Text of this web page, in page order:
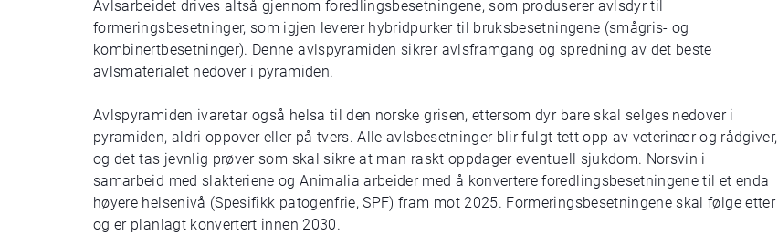
Avlsarbeidet drives altså gjennom foredlingsbesetningene, som produserer avlsdyr til
formeringsbesetninger, som igjen leverer hybridpurker til bruksbesetningene (smågris- og
kombinertbesetninger). Denne avlspyramiden sikrer avlsframgang og spredning av det beste
avlsmaterialet nedover i pyramiden.
Avlspyramiden ivaretar også helsa til den norske grisen, ettersom dyr bare skal selges nedover i
pyramiden, aldri oppover eller på tvers. Alle avlsbesetninger blir fulgt tett opp av veterinær og rådgiver,
og det tas jevnlig prøver som skal sikre at man raskt oppdager eventuell sjukdom. Norsvin i
samarbeid med slakteriene og Animalia arbeider med å konvertere foredlingsbesetningene til et enda
høyere helsenivå (Spesifikk patogenfrie, SPF) fram mot 2025. Formeringsbesetningene skal følge etter
og er planlagt konvertert innen 2030.